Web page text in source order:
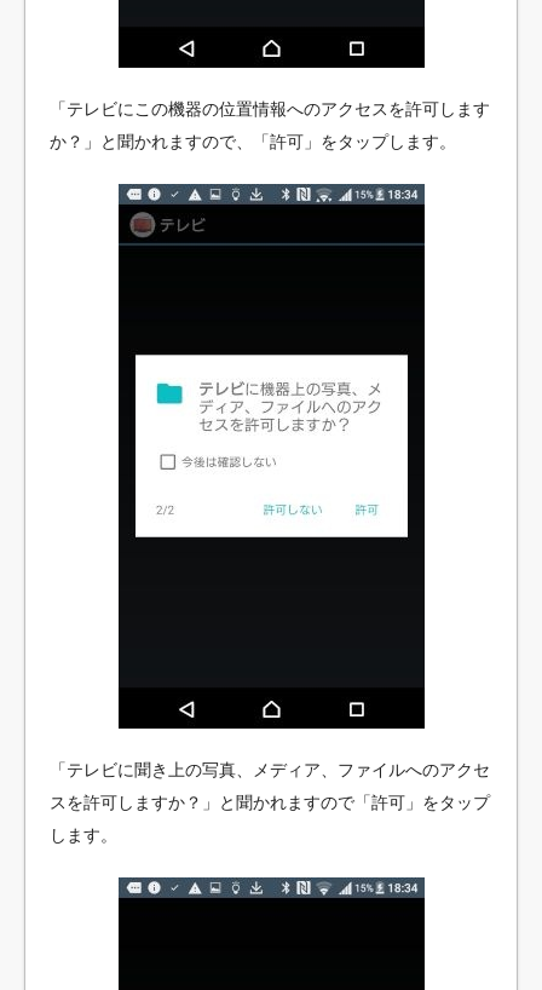
「テレビにこの機器の位置情報へのアクセスを許可します
か？」と聞かれますので、「許可」をタップします。
「テレビに聞き上の写真、メディア、ファイルへのアクセ
スを許可しますか？」と聞かれますので「許可」をタップ
します。